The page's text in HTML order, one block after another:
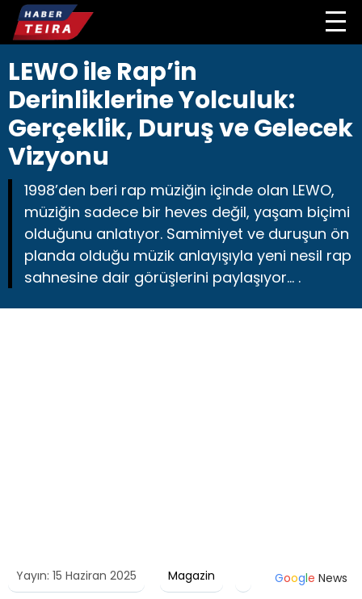
LEWO ile Rap’in
Derinliklerine Yolculuk:
Gerçeklik, Duruş ve Gelecek
Vizyonu
1998’den beri rap müziğin içinde olan LEWO,
müziğin sadece bir heves değil, yaşam biçimi
olduğunu anlatıyor. Samimiyet ve duruşun ön
planda olduğu müzik anlayışıyla yeni nesil rap
sahnesine dair görüşlerini paylaşıyor... .
Yayın: 15 Haziran 2025 Magazin Google News